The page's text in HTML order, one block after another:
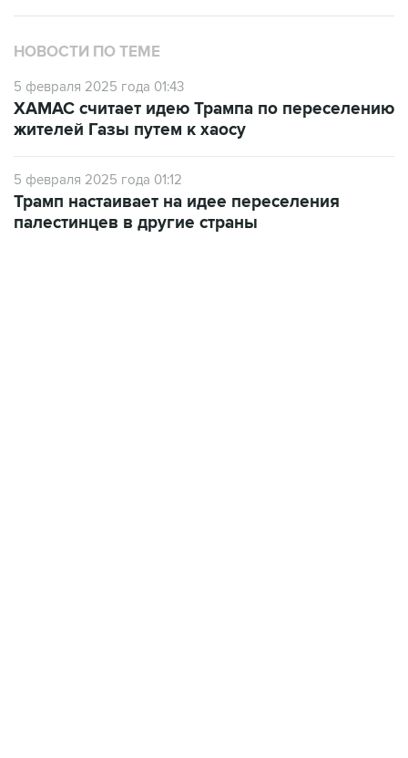
НОВОСТИ ПО ТЕМЕ
5 февраля 2025 года 01:43
ХАМАС считает идею Трампа по переселению
жителей Газы путем к хаосу
5 февраля 2025 года 01:12
Трамп настаивает на идее переселения
палестинцев в другие страны